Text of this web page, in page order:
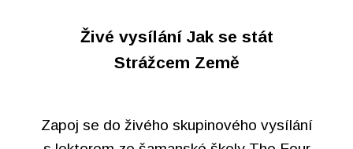
Živé vysílání Jak se stát
Strážcem Země
Zapoj se do živého skupinového vysílání